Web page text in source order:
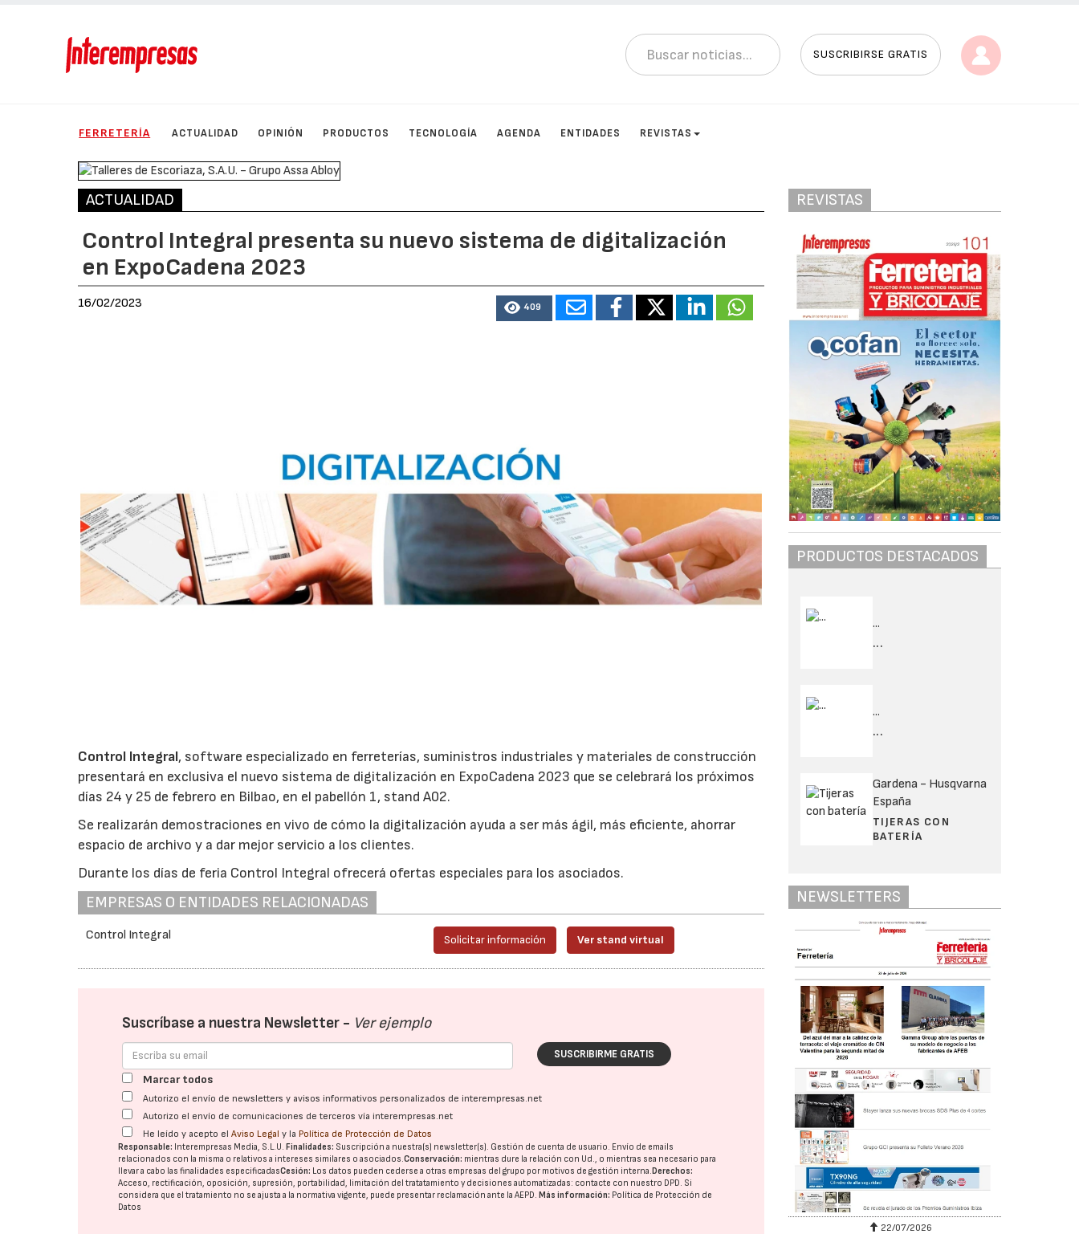
SUSCRIBIRSE GRATIS
FERRETERÍA ACTUALIDAD OPINIÓN PRODUCTOS TECNOLOGÍA AGENDA ENTIDADES REVISTAS
ACTUALIDAD
Control Integral presenta su nuevo sistema de digitalización
en ExpoCadena 2023
16/02/2023 409
Control Integral, software especializado en ferreterías, suministros industriales y materiales de construcción
presentará en exclusiva el nuevo sistema de digitalización en ExpoCadena 2023 que se celebrará los próximos
días 24 y 25 de febrero en Bilbao, en el pabellón 1, stand A02.
Se realizarán demostraciones en vivo de cómo la digitalización ayuda a ser más ágil, más eficiente, ahorrar
espacio de archivo y a dar mejor servicio a los clientes.
Durante los días de feria Control Integral ofrecerá ofertas especiales para los asociados.
EMPRESAS O ENTIDADES RELACIONADAS
Control Integral Solicitar información Ver stand virtual
Suscríbase a nuestra Newsletter - Ver ejemplo
SUSCRIBIRME GRATIS
Marcar todos
Autorizo el envío de newsletters y avisos informativos personalizados de interempresas.net
Autorizo el envío de comunicaciones de terceros vía interempresas.net
He leído y acepto elAviso Legal y la Política de Protección de Datos
Responsable: Interempresas Media, S.L.U.Finalidades: Suscripción a nuestra(s) newsletter(s). Gestión de cuenta de usuario. Envío de emails
relacionados con la misma o relativos a intereses similares o asociados.Conservación: mientras dure la relación con Ud., o mientras sea necesario para
llevar a cabo las finalidades especificadasCesión: Los datos pueden cederse a otras empresas del grupo por motivos de gestión interna.Derechos:
Acceso, rectificación, oposición, supresión, portabilidad, limitación del tratatamiento y decisiones automatizadas: contacte con nuestro DPD. Si
considera que el tratamiento no se ajusta a la normativa vigente, puede presentar reclamación ante laAEPD.Más información: Política de Protección de
Datos
REVISTAS
PRODUCTOS DESTACADOS
...
...
...
...
Gardena - Husqvarna
España
TIJERAS CON
BATERÍA
NEWSLETTERS
22/07/2026